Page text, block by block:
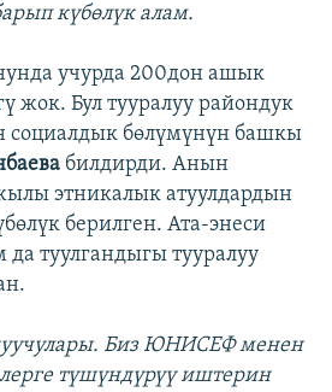
күбөлүк алам.
учурда 200дон ашык
жок. Бул тууралуу райондук
социалдык бөлүмүнүн башкы
билдирди. Анын
этникалык атуулдардын
берилген. Ата-энеси
туулгандыгы тууралуу
Биз ЮНИСЕФ менен
түшүндүрүү иштерин